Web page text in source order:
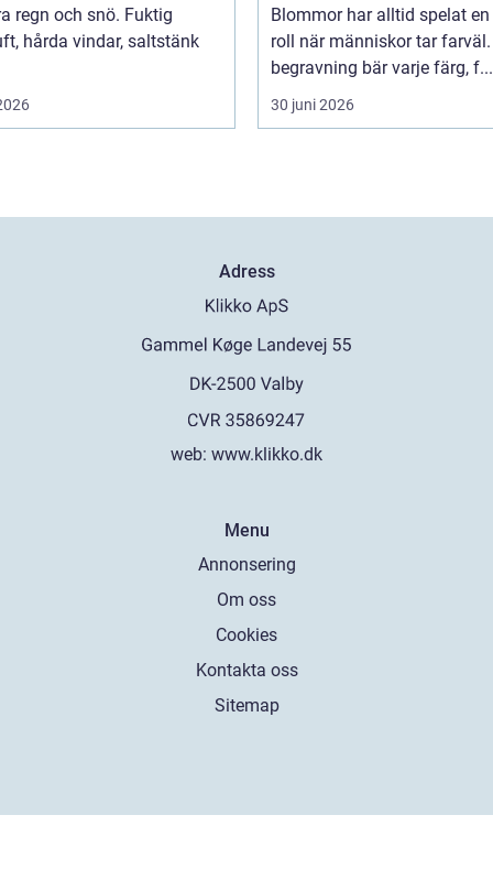
regn och snö. Fuktig
hårda vindar, saltstänk
Blommor har alltid spelat
roll när människor tar farväl.
begravning bär varje färg, f...
30 juni 2026
Adress
web: www.klikko.dk
Menu
Annonsering
Om oss
Cookies
Kontakta oss
Sitemap